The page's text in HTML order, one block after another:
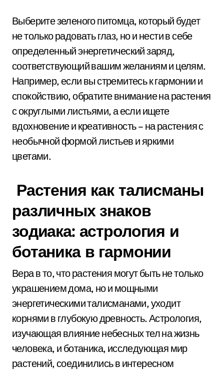
Выберите зеленого питомца, который будет
не только радовать глаз, но и нести в себе
определенный энергетический заряд,
соответствующий вашим желаниям и целям.
Например, если вы стремитесь к гармонии и
спокойствию, обратите внимание на растения
с округлыми листьями, а если ищете
вдохновение и креативность – на растения с
необычной формой листьев и яркими
цветами.
Растения как талисманы
различных знаков
зодиака: астрология и
ботаника в гармонии
Вера в то, что растения могут быть не только
украшением дома, но и мощными
энергетическими талисманами, уходит
корнями в глубокую древность. Астрология,
изучающая влияние небесных тел на жизнь
человека, и ботаника, исследующая мир
растений, соединились в интересном